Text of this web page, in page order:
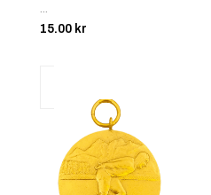
...
15.00 kr